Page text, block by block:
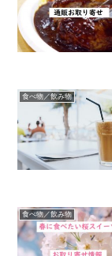
食べ物／飲み物
食べ物／飲み物